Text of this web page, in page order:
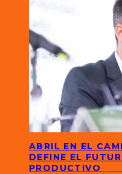
ABRIL EN EL
DEFINE EL